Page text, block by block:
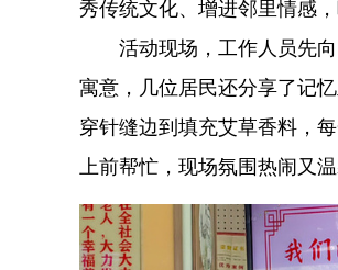
秀传统文化、增进邻里情感
活动现场，工作人员先
寓意，几位居民还分享了记
穿针缝边到填充艾草香料，
上前帮忙，现场氛围热闹又温